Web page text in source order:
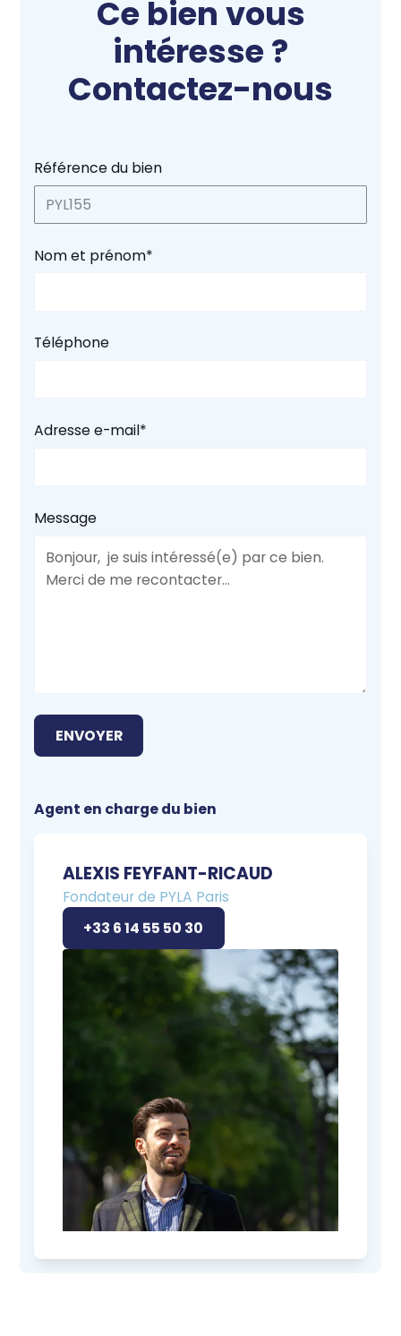
Ce bien vous
intéresse ?
Contactez-nous
Référence du bien
PYL155
Nom et prénom*
Téléphone
Adresse e-mail*
Message
Agent en charge du bien
ALEXIS FEYFANT-RICAUD
Fondateur de PYLA Paris
+33 6 14 55 50 30